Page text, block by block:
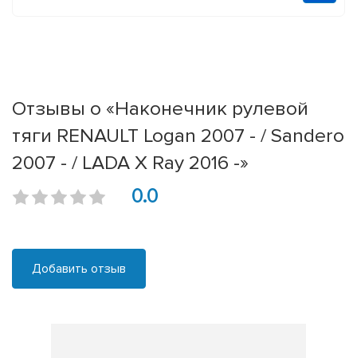
Отзывы о «Наконечник рулевой
тяги RENAULT Logan 2007 - / Sandero
2007 - / LADA X Ray 2016 -»
0.0
Добавить отзыв